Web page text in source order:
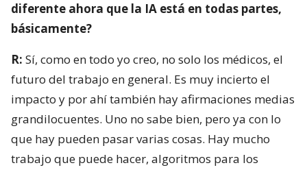
diferente ahora que la IA está en todas partes,
básicamente?
R: Sí, como en todo yo creo, no solo los médicos, el
futuro del trabajo en general. Es muy incierto el
impacto y por ahí también hay afirmaciones medias
grandilocuentes. Uno no sabe bien, pero ya con lo
que hay pueden pasar varias cosas. Hay mucho
trabajo que puede hacer, algoritmos para los